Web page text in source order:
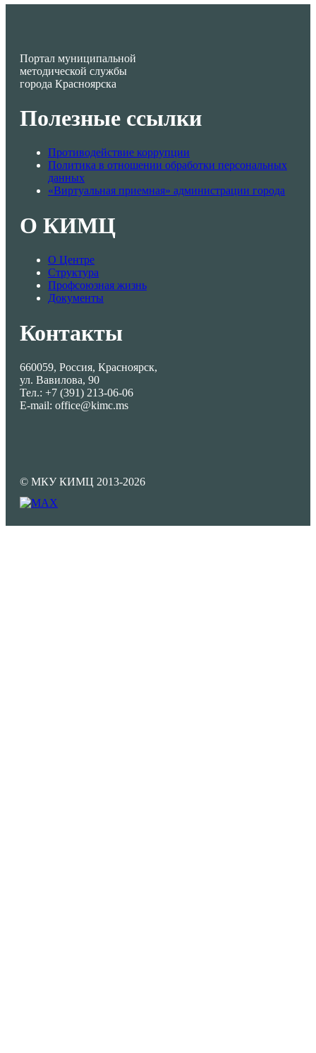
Портал муниципальной
методической службы
города Красноярска
Полезные ссылки
Противодействие коррупции
Политика в отношении обработки персональных
данных
«Виртуальная приемная» администрации города
О КИМЦ
О Центре
Структура
Профсоюзная жизнь
Документы
Контакты
660059, Россия, Красноярск,
ул. Вавилова, 90
Тел.: +7 (391) 213-06-06
E-mail: office@kimc.ms
© МКУ КИМЦ 2013-2026